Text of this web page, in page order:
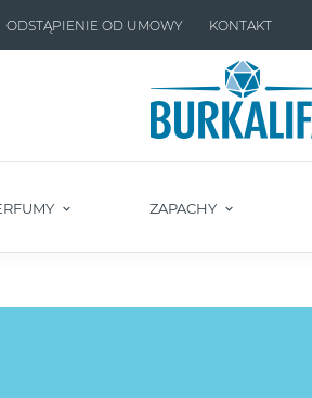
ODSTĄPIENIE OD UMOWY KONTAKT
ZAPACHY